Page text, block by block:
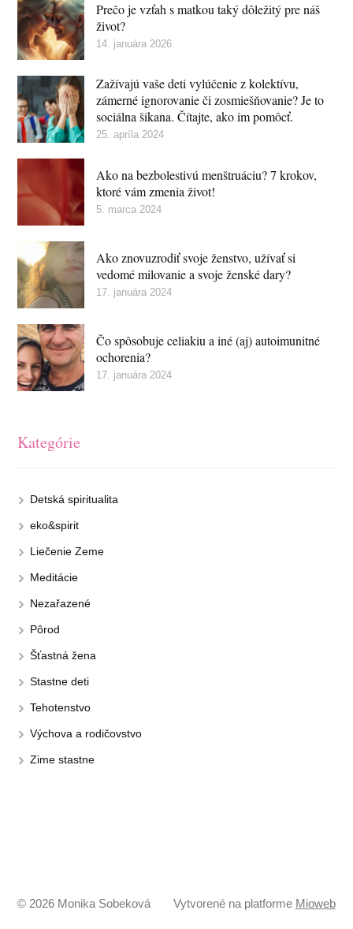
Prečo je vzťah s matkou taký dôležitý pre náš
život?
14. januára 2026
Zažívajú vaše deti vylúčenie z kolektívu,
zámerné ignorovanie či zosmiešňovanie? Je to
sociálna šikana. Čítajte, ako im pomôcť.
25. apríla 2024
Ako na bezbolestivú menštruáciu? 7 krokov,
ktoré vám zmenia život!
5. marca 2024
Ako znovuzrodiť svoje ženstvo, užívať si
vedomé milovanie a svoje ženské dary?
17. januára 2024
Čo spôsobuje celiakiu a iné (aj) autoimunitné
ochorenia?
17. januára 2024
Kategórie
Detská spiritualita
eko&spirit
Liečenie Zeme
Meditácie
Nezařazené
Pôrod
Šťastná žena
Stastne deti
Tehotenstvo
Výchova a rodičovstvo
Zime stastne
© 2026 Monika Sobeková Vytvorené na platforme Mioweb